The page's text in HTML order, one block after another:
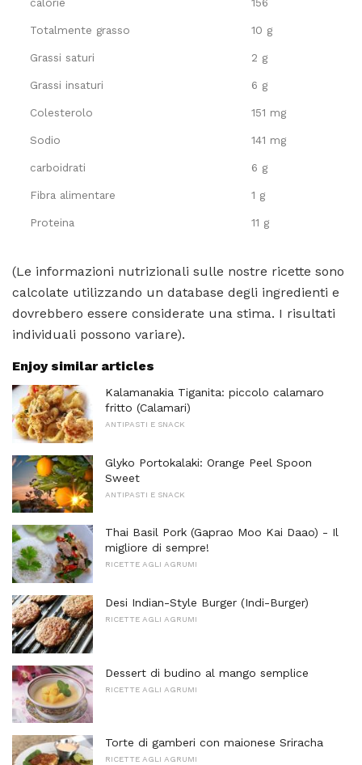
Totalmente grasso 10 g
Grassi saturi 2 g
Grassi insaturi 6 g
Colesterolo 151 mg
Sodio 141 mg
carboidrati 6 g
Fibra alimentare 1 g
Proteina 11 g
(Le informazioni nutrizionali sulle nostre ricette sono
calcolate utilizzando un database degli ingredienti e
dovrebbero essere considerate una stima. I risultati
individuali possono variare).
Enjoy similar articles
Kalamanakia Tiganita: piccolo calamaro
fritto (Calamari)
ANTIPASTI E SNACK
Glyko Portokalaki: Orange Peel Spoon
Sweet
ANTIPASTI E SNACK
Thai Basil Pork (Gaprao Moo Kai Daao) - Il
migliore di sempre!
RICETTE AGLI AGRUMI
Desi Indian-Style Burger (Indi-Burger)
RICETTE AGLI AGRUMI
Dessert di budino al mango semplice
RICETTE AGLI AGRUMI
Torte di gamberi con maionese Sriracha
RICETTE AGLI AGRUMI